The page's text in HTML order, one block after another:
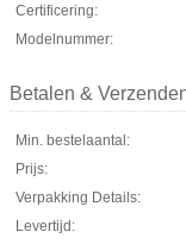
Certificering:
Modelnummer:
Betalen &
Min. bestelaantal:
Prijs:
Verpakking Details:
Levertijd: